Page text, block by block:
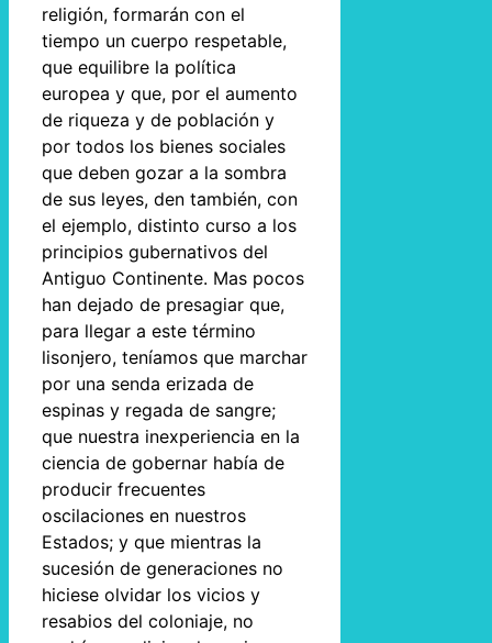
religión, formarán con el
tiempo un cuerpo respetable,
que equilibre la política
europea y que, por el aumento
de riqueza y de población y
por todos los bienes sociales
que deben gozar a la sombra
de sus leyes, den también, con
el ejemplo, distinto curso a los
principios gubernativos del
Antiguo Continente. Mas pocos
han dejado de presagiar que,
para llegar a este término
lisonjero, teníamos que marchar
por una senda erizada de
espinas y regada de sangre;
que nuestra inexperiencia en la
ciencia de gobernar había de
producir frecuentes
oscilaciones en nuestros
Estados; y que mientras la
sucesión de generaciones no
hiciese olvidar los vicios y
resabios del coloniaje, no